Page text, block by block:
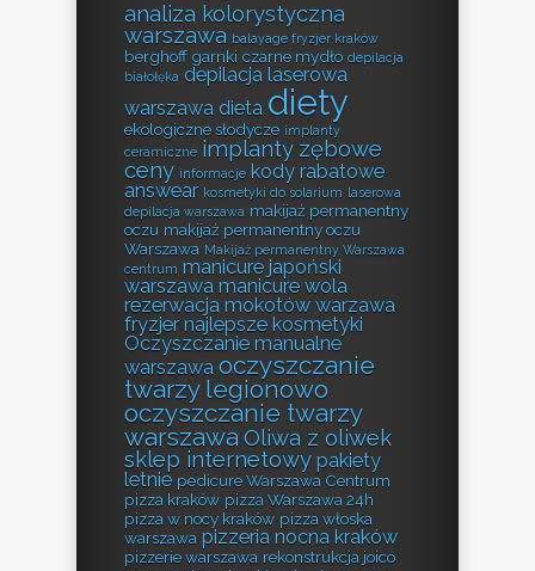
analiza kolorystyczna
warszawa balayage fryzjer kraków
berghoff garnki czarne mydło depilacja
białołęka depilacja laserowa
warszawa dieta diety
ekologiczne słodycze implanty
ceramiczne implanty zębowe
ceny informacje kody rabatowe
answear kosmetyki do solarium laserowa
depilacja warszawa makijaż permanentny
oczu makijaż permanentny oczu
Warszawa Makijaż permanentny Warszawa
centrum manicure japoński
warszawa manicure wola
rezerwacja mokotów warzawa
fryzjer najlepsze kosmetyki
Oczyszczanie manualne
warszawa oczyszczanie
twarzy legionowo
oczyszczanie twarzy
warszawa Oliwa z oliwek
sklep internetowy pakiety
letnie pedicure Warszawa Centrum
pizza kraków pizza Warszawa 24h
pizza w nocy kraków pizza włoska
warszawa pizzeria nocna kraków
pizzerie warszawa rekonstrukcja joico